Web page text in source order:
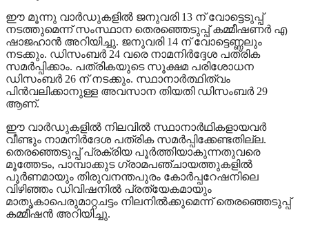
ഈ മൂന്നു വാര്‍ഡുകളില്‍ ജനുവരി 13 ന് വോട്ടെടുപ്പ്
നടത്തുമെന്ന് സംസ്ഥാന തെരഞ്ഞെടുപ്പ് കമ്മീഷണര്‍ എ
ഷാജഹാന്‍ അറിയിച്ചു. ജനുവരി 14 ന് വോട്ടെണ്ണലും
നടക്കും. ഡിസംബര്‍ 24 വരെ നാമനിര്‍ദ്ദേശ പത്രിക
സമര്‍പ്പിക്കാം. പത്രികയുടെ സൂക്ഷമ പരിശോധന
ഡിസംബര്‍ 26 ന് നടക്കും. സ്ഥാനാര്‍ത്ഥിത്വം
പിന്‍വലിക്കാനുള്ള അവസാന തിയതി ഡിസംബര്‍ 29
ആണ്.
ഈ വാര്‍ഡുകളില്‍ നിലവില്‍ സ്ഥാനാര്‍ഥികളായവര്‍
വീണ്ടും നാമനിര്‍ദേശ പത്രിക സമര്‍പ്പിക്കേണ്ടതില്ല.
തെരഞ്ഞെടുപ്പ് പ്രക്രിയ പൂര്‍ത്തിയാകുന്നതുവരെ
മൂത്തേടം, പാമ്പാക്കുട ഗ്രാമപഞ്ചായത്തുകളില്‍
പൂര്‍ണമായും തിരുവനന്തപുരം കോര്‍പ്പറേഷനിലെ
വിഴിഞ്ഞം ഡിവിഷനില്‍ പ്രത്യേകമായും
മാതൃകാപെരുമാറ്റചട്ടം നിലനില്‍ക്കുമെന്ന് തെരഞ്ഞെടുപ്പ്
കമ്മീഷന്‍ അറിയിച്ചു.